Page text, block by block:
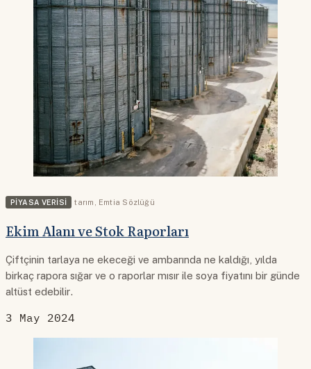
PIYASA VERISI tarım Emtia Sözlüğü
Ekim Alanı ve Stok Raporları
Çiftçinin tarlaya ne ekeceği ve ambarında ne kaldığı, yılda
birkaç rapora sığar ve o raporlar mısır ile soya fiyatını bir günde
altüst edebilir.
3 May 2024